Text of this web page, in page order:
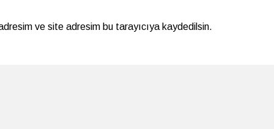
ve site adresim bu tarayıcıya kaydedilsin.